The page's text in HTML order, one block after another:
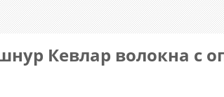
Кевлар волокна с